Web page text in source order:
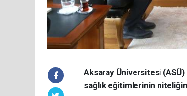
Aksaray Üniversitesi
sağlık eğitimlerinin